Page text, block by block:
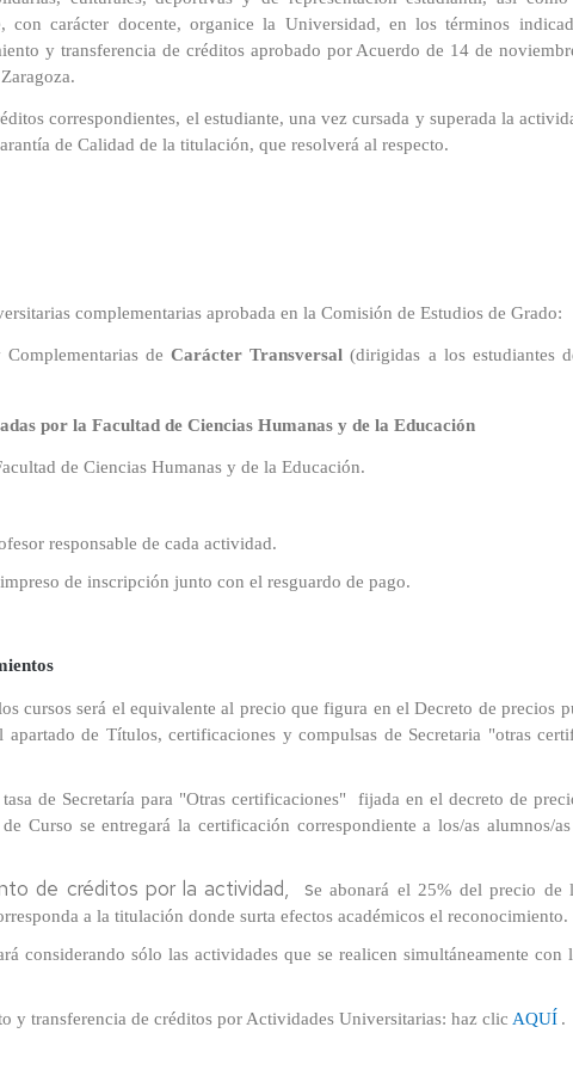
Innovación
Evaluación
Acción
Informática
audiovisuales
con carácter docente, organice la Universidad, en los términos
y transferencia de créditos aprobado por Acuerdo de 14 de
correspondientes, el estudiante, una vez cursada y superada la
de Calidad de la titulación, que resolverá al respecto.
complementarias aprobada en la Comisión de Estudios de Grado:
Complementarias deCarácter Transversal (dirigidas a los estudiantes
por la Facultad de Ciencias Humanas y de la Educación
de Ciencias Humanas y de la Educación.
responsable de cada actividad.
de inscripción junto con el resguardo de pago.
cursos será el equivalente al precio que figura en el Decreto de precios
de Títulos, certificaciones y compulsas de Secretaria "otras
de Secretaría para "Otras certificaciones" fijada en el decreto de
Curso se entregará la certificación correspondiente a los/as alumnos/
de créditos por la actividad, se abonará el 25% del precio de
a la titulación donde surta efectos académicos el reconocimiento.
considerando sólo las actividades que se realicen simultáneamente con
y transferencia de créditos por Actividades Universitarias: haz clic AQUÍ .